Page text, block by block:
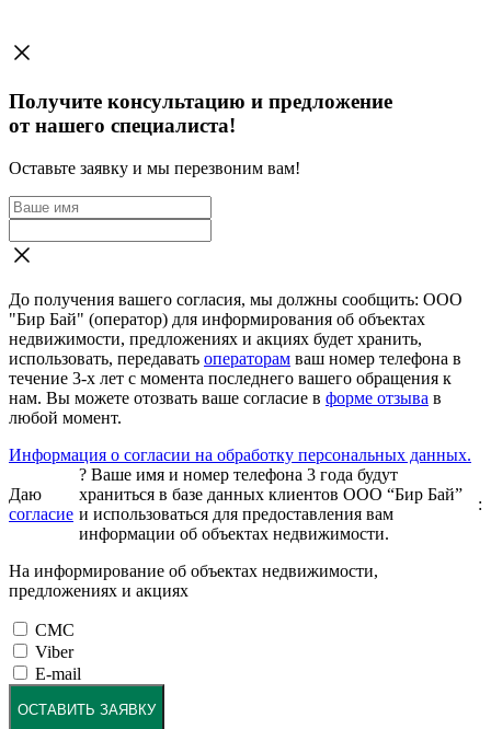
Получите консультацию и предложение
от нашего специалиста!
Оставьте заявку и мы перезвоним вам!
До получения вашего согласия, мы должны сообщить: ООО
"Бир Бай" (оператор) для информирования об объектах
недвижимости, предложениях и акциях будет хранить,
использовать, передавать операторам ваш номер телефона в
течение 3-х лет с момента последнего вашего обращения к
нам. Вы можете отозвать ваше согласие в форме отзыва в
любой момент.
Информация о согласии на обработку персональных данных.
Даю
согласие
? Ваше имя и номер телефона 3 года будут
храниться в базе данных клиентов ООО “Бир Бай”
и использоваться для предоставления вам
информации об объектах недвижимости.
:
На информирование об объектах недвижимости,
предложениях и акциях
СМС
Viber
E-mail
ОСТАВИТЬ ЗАЯВКУ